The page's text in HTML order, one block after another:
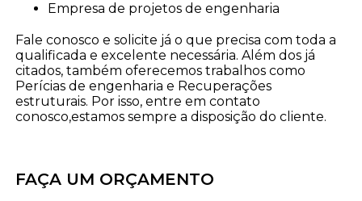
empresa de projetos de engenharia
Fale conosco e solicite já o que precisa com toda a
qualificada e excelente necessária. Além dos já
citados, também oferecemos trabalhos como
Perícias de engenharia e Recuperações
estruturais. Por isso, entre em contato
conosco,estamos sempre a disposição do cliente.
FAÇA UM ORÇAMENTO